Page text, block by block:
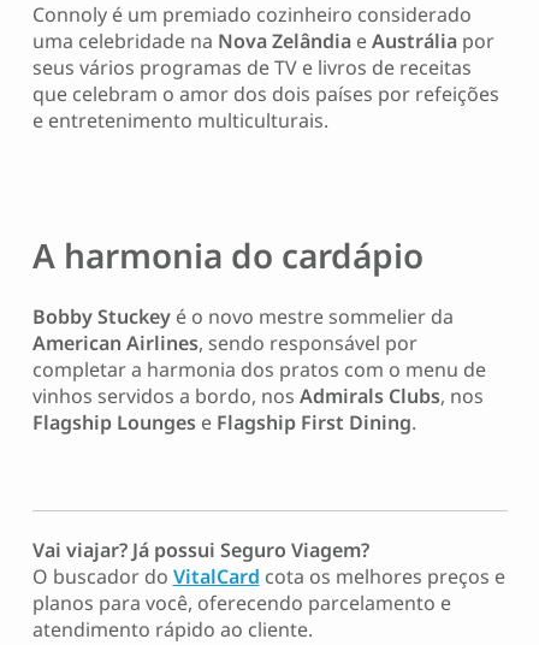
Connoly é um premiado cozinheiro considerado
uma celebridade na Nova ZelândiaeAustráliapor
seus vários programas de TV e livros de receitas
que celebram o amor dos dois países por refeições
e entretenimento multiculturais.
A harmonia do cardápio
Bobby Stuckeyé o novo mestre sommelier da
American Airlines, sendo responsável por
completar a harmonia dos pratos com o menu de
vinhos servidos a bordo, nos Admirals Clubs, nos
Flagship Loungese Flagship First Dining.
Vai viajar? Já possui Seguro Viagem?
O buscador do VitalCard cota os melhores preços e
planos para você, oferecendo parcelamento e
atendimento rápido ao cliente.